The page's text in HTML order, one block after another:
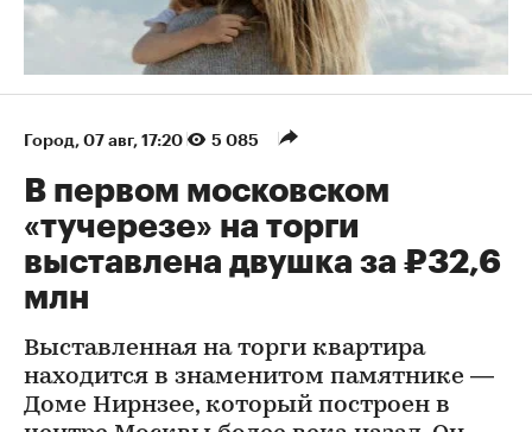
Город⁠, 07 авг, 17:20 5 085
В первом московском
«тучерезе» на торги
выставлена двушка за ₽32,6
млн
Выставленная на торги квартира
находится в знаменитом памятнике —
Доме Нирнзее, который построен в